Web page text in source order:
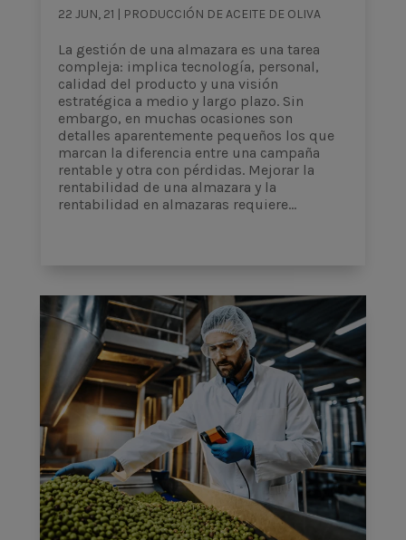
22 JUN, 21 | PRODUCCIÓN DE ACEITE DE OLIVA
La gestión de una almazara es una tarea
compleja: implica tecnología, personal,
calidad del producto y una visión
estratégica a medio y largo plazo. Sin
embargo, en muchas ocasiones son
detalles aparentemente pequeños los que
marcan la diferencia entre una campaña
rentable y otra con pérdidas. Mejorar la
rentabilidad de una almazara y la
rentabilidad en almazaras requiere...